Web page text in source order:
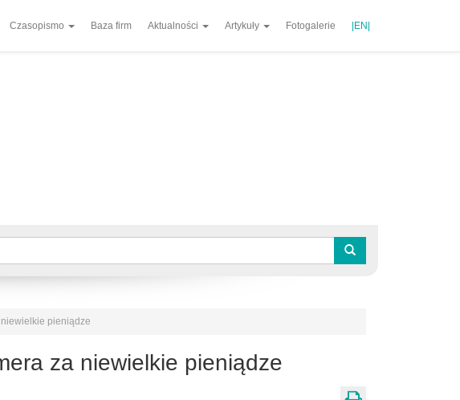
Czasopismo Baza firm Aktualności Artykuły Fotogalerie |EN|
pieniądze
za niewielkie pieniądze